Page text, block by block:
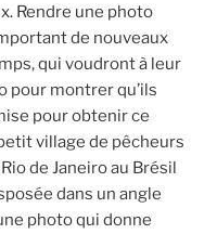
Rendre une photo
de nouveaux
qui voudront à leur
pour montrer qu’ils
pour obtenir ce
village de pêcheurs
de Janeiro au Brésil
dans un angle
photo qui donne